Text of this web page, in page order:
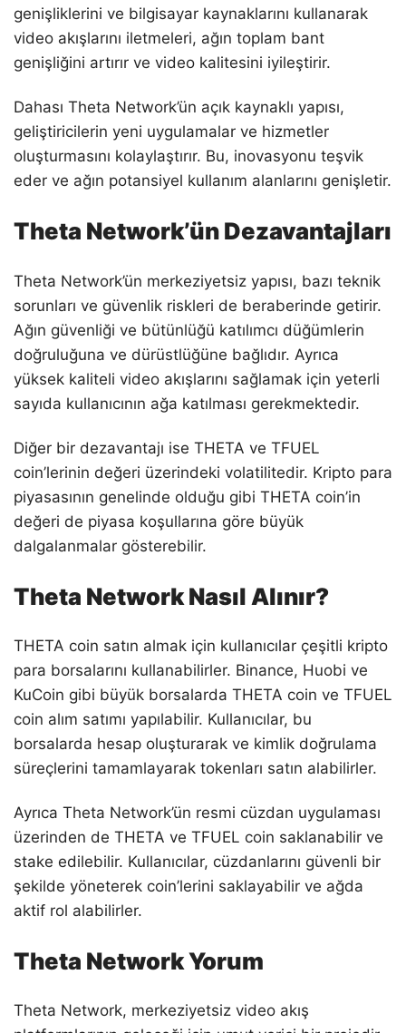
genişliklerini ve bilgisayar kaynaklarını kullanarak
video akışlarını iletmeleri, ağın toplam bant
genişliğini artırır ve video kalitesini iyileştirir.
Dahası Theta Network’ün açık kaynaklı yapısı,
geliştiricilerin yeni uygulamalar ve hizmetler
oluşturmasını kolaylaştırır. Bu, inovasyonu teşvik
eder ve ağın potansiyel kullanım alanlarını genişletir.
Theta Network’ün Dezavantajları
Theta Network’ün merkeziyetsiz yapısı, bazı teknik
sorunları ve güvenlik riskleri de beraberinde getirir.
Ağın güvenliği ve bütünlüğü katılımcı düğümlerin
doğruluğuna ve dürüstlüğüne bağlıdır. Ayrıca
yüksek kaliteli video akışlarını sağlamak için yeterli
sayıda kullanıcının ağa katılması gerekmektedir.
Diğer bir dezavantajı ise THETA ve TFUEL
coin’lerinin değeri üzerindeki volatilitedir. Kripto para
piyasasının genelinde olduğu gibi THETA coin’in
değeri de piyasa koşullarına göre büyük
dalgalanmalar gösterebilir.
Theta Network Nasıl Alınır?
THETA coin satın almak için kullanıcılar çeşitli kripto
para borsalarını kullanabilirler. Binance, Huobi ve
KuCoin gibi büyük borsalarda THETA coin ve TFUEL
coin alım satımı yapılabilir. Kullanıcılar, bu
borsalarda hesap oluşturarak ve kimlik doğrulama
süreçlerini tamamlayarak tokenları satın alabilirler.
Ayrıca Theta Network’ün resmi cüzdan uygulaması
üzerinden de THETA ve TFUEL coin saklanabilir ve
stake edilebilir. Kullanıcılar, cüzdanlarını güvenli bir
şekilde yöneterek coin’lerini saklayabilir ve ağda
aktif rol alabilirler.
Theta Network Yorum
Theta Network, merkeziyetsiz video akış